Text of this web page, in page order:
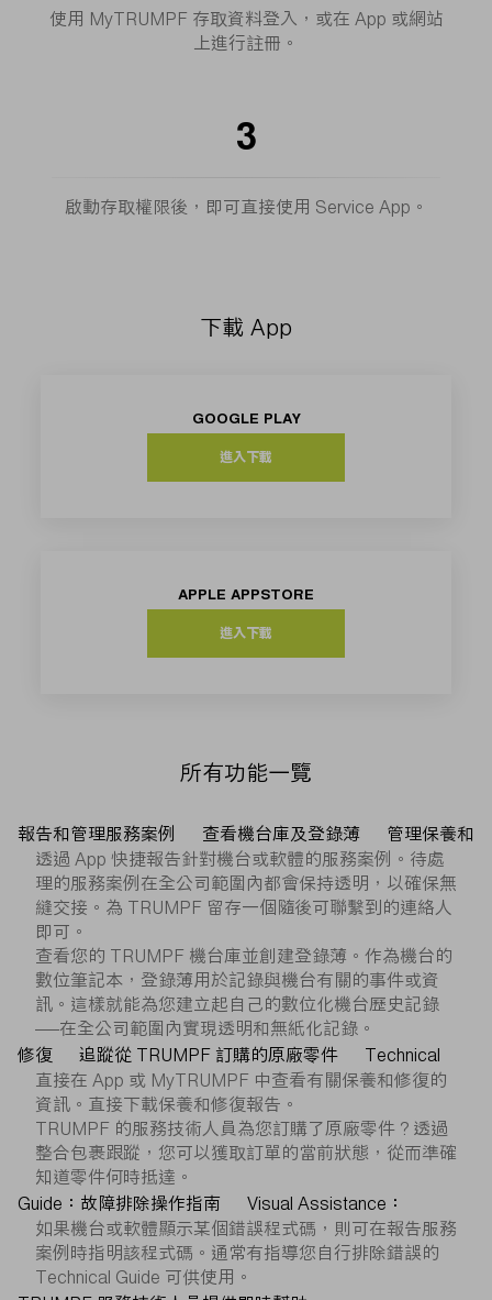
使用 MyTRUMPF 存取資料登入，或在 App 或網站
上進行註冊。
3
啟動存取權限後，即可直接使用 Service App。
下載 App
GOOGLE PLAY
進入下載
APPLE APPSTORE
進入下載
所有功能一覽
報告和管理服務案例
透過 App 快捷報告針對機台或軟體的服務案例。待處
理的服務案例在全公司範圍內都會保持透明，以確保無
縫交接。為 TRUMPF 留存一個隨後可聯繫到的連絡人
即可。
查看機台庫及登錄薄
查看您的 TRUMPF 機台庫並創建登錄薄。作為機台的
數位筆記本，登錄薄用於記錄與機台有關的事件或資
訊。這樣就能為您建立起自己的數位化機台歷史記錄
——在全公司範圍內實現透明和無紙化記錄。
管理保養和
修復
直接在 App 或 MyTRUMPF 中查看有關保養和修復的
資訊。直接下載保養和修復報告。
追蹤從 TRUMPF 訂購的原廠零件
TRUMPF 的服務技術人員為您訂購了原廠零件？透過
整合包裹跟蹤，您可以獲取訂單的當前狀態，從而準確
知道零件何時抵達。
Technical
Guide：故障排除操作指南
如果機台或軟體顯示某個錯誤程式碼，則可在報告服務
案例時指明該程式碼。通常有指導您自行排除錯誤的
Technical Guide 可供使用。
Visual Assistance：